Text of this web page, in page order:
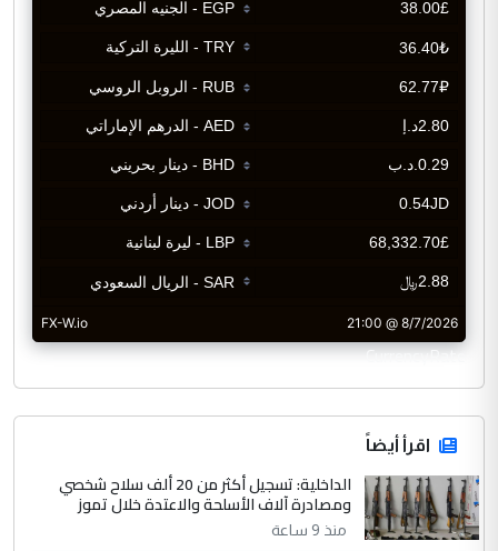
CurrencyRate
اقرأ أيضاً
الداخلية: تسجيل أكثر من 20 ألف سلاح شخصي
ومصادرة آلاف الأسلحة والاعتدة خلال تموز
منذ 9 ساعة